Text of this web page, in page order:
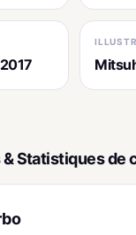
Statistiques de